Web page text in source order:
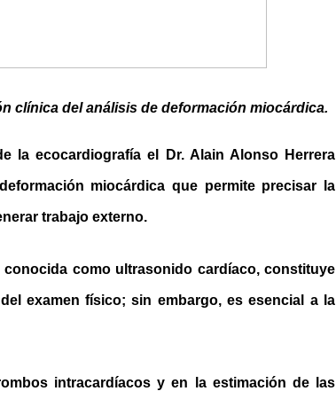
clínica del análisis de deformación miocárdica.
la ecocardiografía el Dr. Alain Alonso Herrera
miocárdica que permite precisar la
trabajo externo.
como ultrasonido cardíaco, constituye
examen físico; sin embargo, es esencial a la
intracardíacos y en la estimación de las